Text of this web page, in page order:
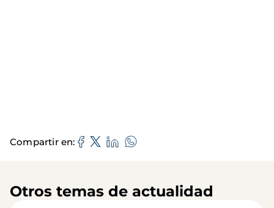
Compartir en
Otros temas de actualidad